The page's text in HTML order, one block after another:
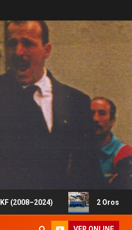
2 Oros, 1 Plata y 5